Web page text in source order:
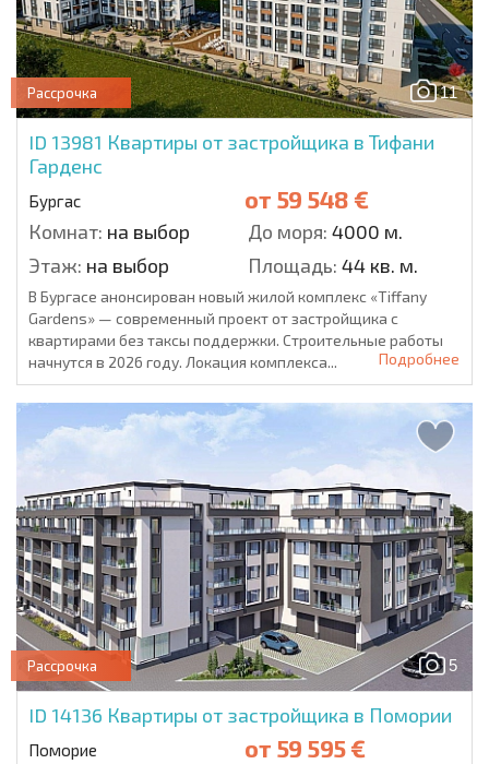
11
Рассрочка
ID 13981 Квартиры от застройщика в Тифани
Гарденс
Бургас от 59 548 €
Комнат: на выбор До моря: 4000 м.
Этаж: на выбор Площадь: 44 кв. м.
В Бургасе анонсирован новый жилой комплекс «Tiffany
Gardens» — современный проект от застройщика с
квартирами без таксы поддержки. Строительные работы
начнутся в 2026 году. Локация комплекса...
Подробнее
5
Рассрочка
ID 14136 Квартиры от застройщика в Помории
Поморие от 59 595 €